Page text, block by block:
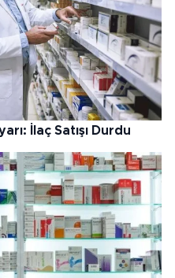
İlaç Satışı Durdu